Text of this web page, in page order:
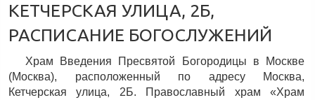
КЕТЧЕРСКАЯ УЛИЦА, 2Б,
РАСПИСАНИЕ БОГОСЛУЖЕНИЙ
Храм Введения Пресвятой Богородицы в Москве
(Москва), расположенный по адресу Москва,
Кетчерская улица, 2Б. Православный храм «Храм